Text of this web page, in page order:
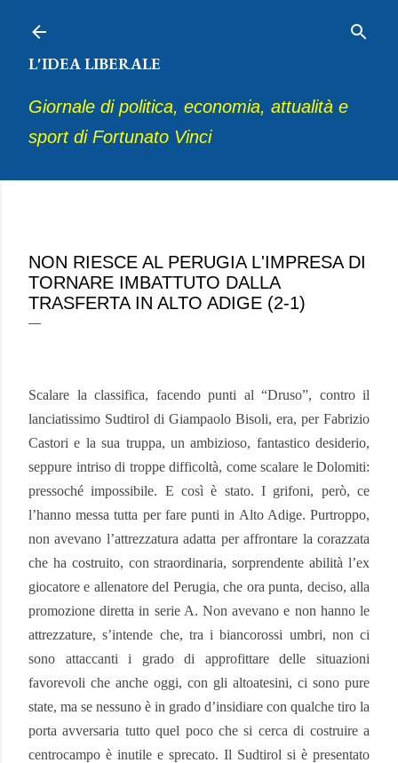
L'IDEA LIBERALE
Giornale di politica, economia, attualità e
sport di Fortunato Vinci
NON RIESCE AL PERUGIA L'IMPRESA DI
TORNARE IMBATTUTO DALLA
TRASFERTA IN ALTO ADIGE (2-1)
Scalare la classifica, facendo punti al “Druso”, contro il
lanciatissimo Sudtirol di Giampaolo Bisoli, era, per Fabrizio
Castori e la sua truppa, un ambizioso, fantastico desiderio,
seppure intriso di troppe difficoltà, come scalare le Dolomiti:
pressoché impossibile. E così è stato. I grifoni, però, ce
l’hanno messa tutta per fare punti in Alto Adige. Purtroppo,
non avevano l’attrezzatura adatta per affrontare la corazzata
che ha costruito, con straordinaria, sorprendente abilità l’ex
giocatore e allenatore del Perugia, che ora punta, deciso, alla
promozione diretta in serie A. Non avevano e non hanno le
attrezzature, s’intende che, tra i biancorossi umbri, non ci
sono attaccanti i grado di approfittare delle situazioni
favorevoli che anche oggi, con gli altoatesini, ci sono pure
state, ma se nessuno è in grado d’insidiare con qualche tiro la
porta avversaria tutto quel poco che si cerca di costruire a
centrocampo è inutile e sprecato. Il Sudtirol si è presentato